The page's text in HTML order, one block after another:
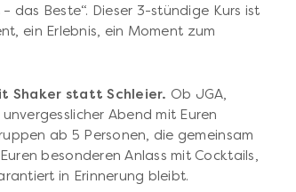
das Beste“. Dieser 3-stündige Kurs ist
ein Erlebnis, ein Moment zum
Shaker statt Schleier. Ob JGA,
Abend mit Euren
ab 5 Personen, die gemeinsam
besonderen Anlass mit Cocktails,
in Erinnerung bleibt.